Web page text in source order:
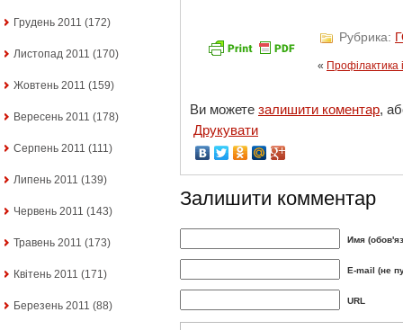
Грудень 2011 (172)
Листопад 2011 (170)
Жовтень 2011 (159)
Вересень 2011 (178)
Серпень 2011 (111)
Липень 2011 (139)
Червень 2011 (143)
Травень 2011 (173)
Квітень 2011 (171)
Березень 2011 (88)
Рубрика:
« Профілактика
Ви можете залишити коментар,
Друкувати
Залишити комментар
Имя
E-mail (не
URL